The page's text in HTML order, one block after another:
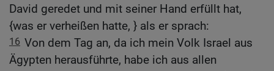
David geredet und mit seiner Hand erfüllt hat,
{was er verheißen hatte, } als er sprach:
16 Von dem Tag an, da ich mein Volk Israel aus
Ägypten herausführte, habe ich aus allen